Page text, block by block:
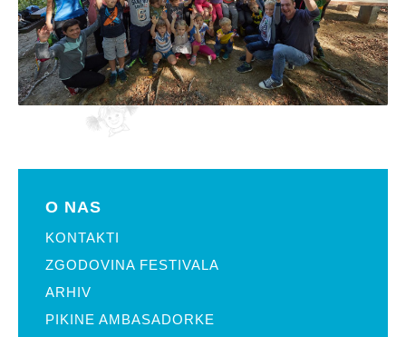
O NAS
KONTAKTI
ZGODOVINA FESTIVALA
ARHIV
PIKINE AMBASADORKE